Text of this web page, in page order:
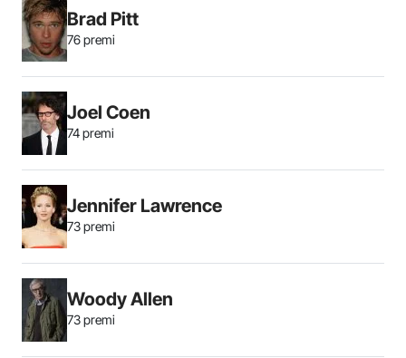
Brad Pitt
76 premi
Joel Coen
74 premi
Jennifer Lawrence
73 premi
Woody Allen
73 premi